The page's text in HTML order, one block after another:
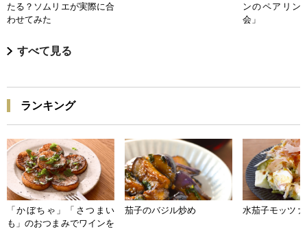
たる？ソムリエが実際に合
わせてみた
ンのペアリン
会」
すべて見る
ランキング
「かぼちゃ」「さつまい
も」のおつまみでワインを
茄子のバジル炒め 水茄子モッツァ